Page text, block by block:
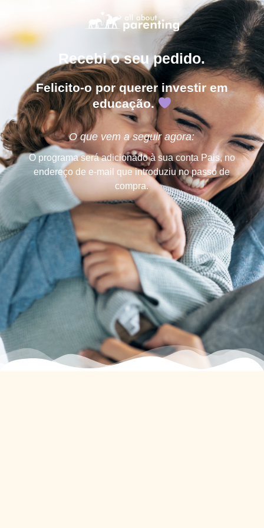
Recebi o seu pedido.
Felicito-o por querer investir em
educação.
O que vem a seguir agora:
O programa será adicionado à sua conta Pais, no
endereço de e-mail que introduziu no passo de
compra.